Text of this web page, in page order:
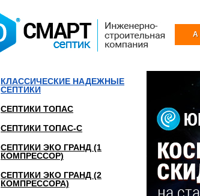
А
КЛАССИЧЕСКИЕ НАДЕЖНЫЕ
СЕПТИКИ
СЕПТИКИ ТОПАС
СЕПТИКИ ТОПАС-С
СЕПТИКИ ЭКО ГРАНД (1
КОМПРЕССОР)
СЕПТИКИ ЭКО ГРАНД (2
КОМПРЕССОРА)